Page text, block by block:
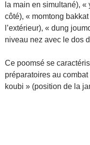
la main en simultané),
côté), « momtong
l’extérieur), « dung
niveau nez avec le dos
Ce poomsé se
préparatoires au
koubi » (position de la